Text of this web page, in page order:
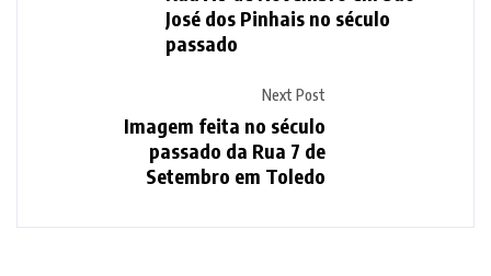
José dos Pinhais no século
passado
Next Post
Imagem feita no século
passado da Rua 7 de
Setembro em Toledo